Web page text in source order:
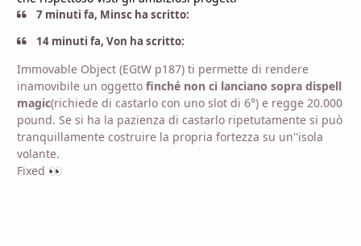
7 minuti fa, Minsc ha scritto:
14 minuti fa, Von ha scritto:
Immovable Object (EGtW p187) ti permette di rendere
inamovibile un oggetto finché non ci lanciano sopra dispell
magic(richiede di castarlo con uno slot di 6°) e regge 20.000
pound. Se si ha la pazienza di castarlo ripetutamente si può
tranquillamente costruire la propria fortezza su un''isola
volante.
Fixed 👀